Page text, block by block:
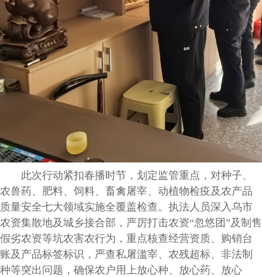
此次行动紧扣春播时节，划定监管重点，对种子、
农兽药、肥料、饲料、畜禽屠宰、动植物检疫及农产品
质量安全七大领域实施全覆盖检查。执法人员深入乌市
农资集散地及城乡接合部，严厉打击农资“忽悠团”及制售
假劣农资等坑农害农行为，重点核查经营资质、购销台
账及产品标签标识，严查私屠滥宰、农残超标、非法制
种等突出问题，确保农户用上放心种、放心药、放心